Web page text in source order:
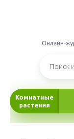
Онлайн-
Комнатные
растения